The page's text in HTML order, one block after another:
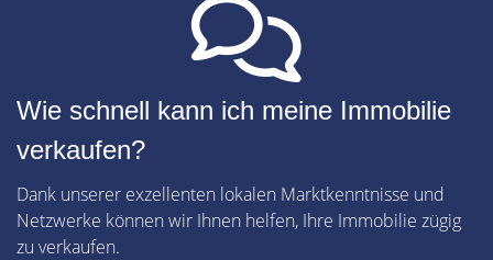
Wie schnell kann ich meine Immobilie
verkaufen?
Dank unserer exzellenten lokalen Marktkenntnisse und
Netzwerke können wir Ihnen helfen, Ihre Immobilie zügig
zu verkaufen.